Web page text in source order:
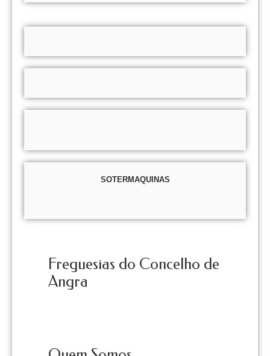
SOTERMAQUINAS
Freguesias do Concelho de
Angra